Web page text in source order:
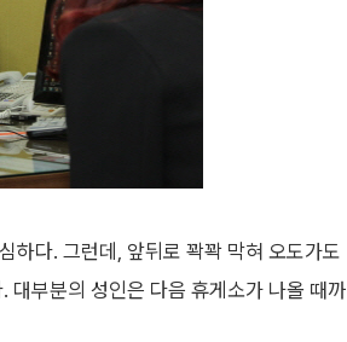
하다. 그런데, 앞뒤로 꽉꽉 막혀 오도가도
대부분의 성인은 다음 휴게소가 나올 때까